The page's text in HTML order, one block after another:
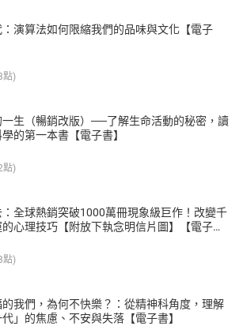
：演算法如何限縮我們的品味與文化【電子
點)
一生（暢銷改版）──了解生命活動的秘密，讀
的第一本書【電子書】
點)
：全球熱銷突破1000萬冊現象級巨作！改變千
心理技巧【附放下執念明信片圖】【電子
點)
我們，為何不快樂？：從精神科角度，理解
代」的焦慮、不安與失落【電子書】